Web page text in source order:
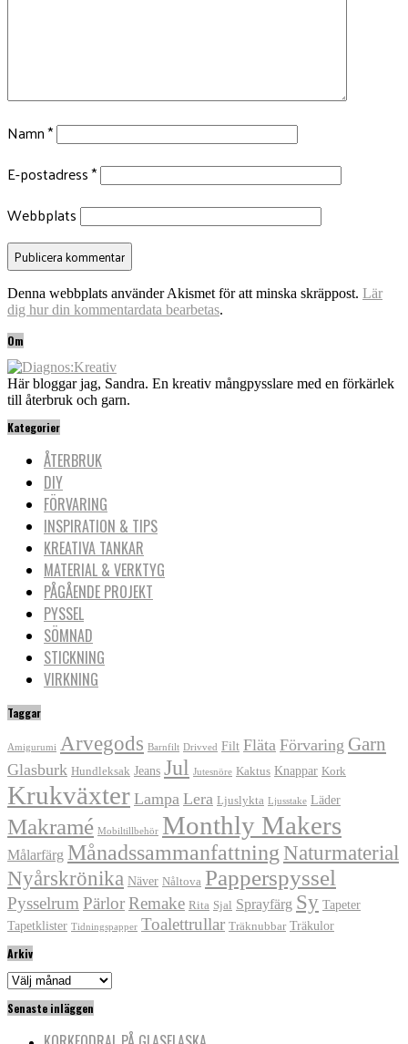
Namn*
E-postadress*
Webbplats
Denna webbplats använder Akismet för att minska skräppost. Lär
dig hur din kommentardata bearbetas.
Om
Här bloggar jag, Sandra. En kreativ mångpysslare med en förkärlek
till återbruk och garn.
Kategorier
ÅTERBRUK
DIY
FÖRVARING
INSPIRATION & TIPS
KREATIVA TANKAR
MATERIAL & VERKTYG
PÅGÅENDE PROJEKT
PYSSEL
SÖMNAD
STICKNING
VIRKNING
Taggar
Amigurumi Arvegods Barnfilt Drivved Filt Fläta Förvaring Garn
Glasburk Hundleksak Jeans Jul Jutesnöre Kaktus Knappar Kork
Krukväxter Lampa Lera Ljuslykta Ljusstake Läder
Makramé Mobiltillbehör Monthly Makers
Målarfärg Månadssammanfattning Naturmaterial
Nyårskrönika Näver Nåltova Papperspyssel
Pysselrum PärlorRemake Rita Sjal Sprayfärg Sy Tapeter
Tapetklister Tidningspapper Toalettrullar Träknubbar Träkulor
Arkiv
Arkiv
Senaste inläggen